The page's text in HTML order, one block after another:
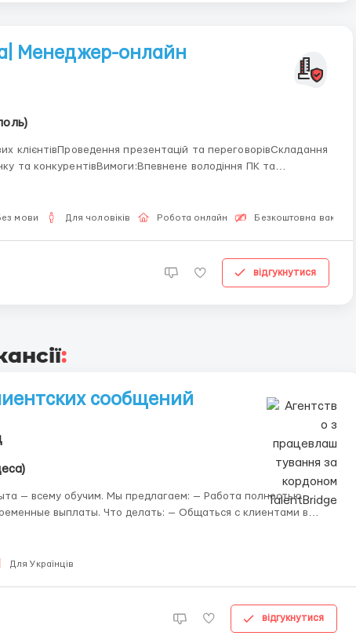
Менеджер-онлайн
клієнтівПроведення презентацій та переговорівСкладання
та конкурентівВимоги:Впевнене володіння ПК та
та орієнтація на результатУміння працювати в
мови Для чоловіків Робота онлайн Безкоштовна вакансія
відгукнутися
:
сообщений
— Работа полностью
— Общаться с клиентами в
Для Українців
відгукнутися